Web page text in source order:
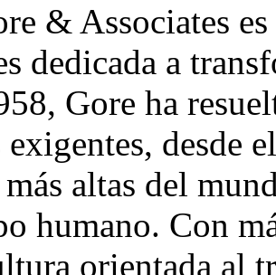
& Associates
dedicada a
Gore ha
desde
más altas del
humano. Con
orientada al